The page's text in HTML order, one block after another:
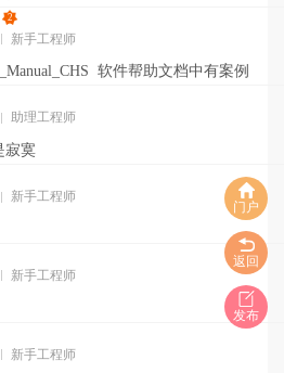
门户
返回
发布
2
新手工程师
软件帮助文档中有案例
助理工程师
寂寞
新手工程师
新手工程师
新手工程师